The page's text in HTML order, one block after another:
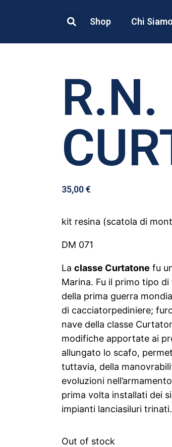
Shop Chi Siamo
R.N.
35,00€
kit resina (scatola di
DM 071
La classe Curtatone fu
Marina. Fu il primo tipo
della prima guerra
di cacciatorpediniere;
nave della classe
modifiche apportate ai
allungato lo scafo,
tuttavia, della
evoluzioni
prima volta installati dei
impianti lanciasiluri
Out of stock